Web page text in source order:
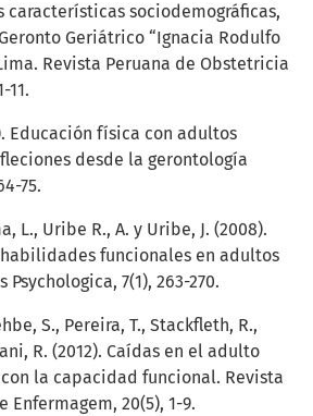
características sociodemográficas,
Geriátrico “Ignacia Rodulfo
Revista Peruana de Obstetricia
11.
Educación física con adultos
desde la gerontología
75.
L., Uribe R., A. y Uribe, J. (2008).
funcionales en adultos
7(1), 263-270.
S., Pereira, T., Stackfleth, R.,
R. (2012). Caídas en el adulto
la capacidad funcional. Revista
20(5), 1-9.